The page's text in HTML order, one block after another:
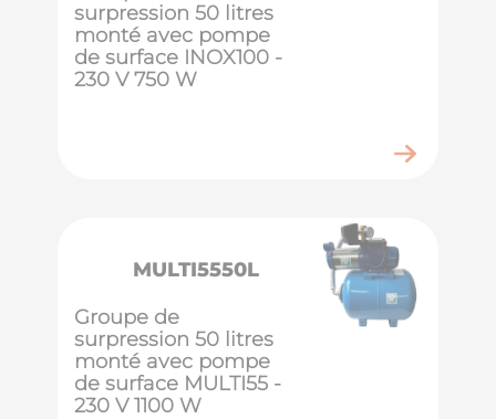
surpression 50 litres
monté avec pompe
de surface INOX100 -
230 V 750 W
MULTI5550L
Groupe de
surpression 50 litres
monté avec pompe
de surface MULTI55 -
230 V 1100 W